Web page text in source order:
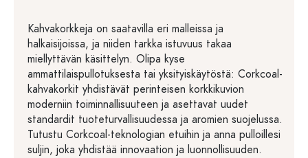
Kahvakorkkeja on saatavilla eri malleissa ja
halkaisijoissa, ja niiden tarkka istuvuus takaa
miellyttävän käsittelyn. Olipa kyse
ammattilaispullotuksesta tai yksityiskäytöstä: Corkcoal-
kahvakorkit yhdistävät perinteisen korkkikuvion
moderniin toiminnallisuuteen ja asettavat uudet
standardit tuoteturvallisuudessa ja aromien suojelussa.
Tutustu Corkcoal-teknologian etuihin ja anna pulloillesi
suljin, joka yhdistää innovaation ja luonnollisuuden.